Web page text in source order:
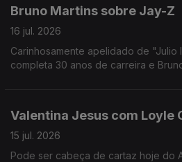
Bruno Martins sobre Jay-Z
16 jul. 2026
Carinhosamente apelidado de "Julio
completa 30 anos de carreira e
Valentina Jesus com Loyle
15 jul. 2026
Pode ser cabeça de cartaz hoje do